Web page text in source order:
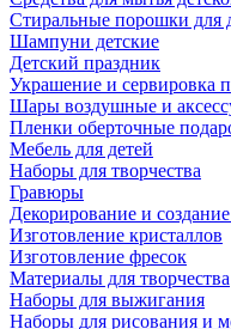
Стиральные порошки для
Шампуни детские
Детский праздник
Украшение и сервировка
Шары воздушные и
Пленки оберточные
Мебель для детей
Наборы для творчества
Гравюры
Декорирование и
Изготовление кристаллов
Изготовление фресок
Материалы для творчества
Наборы для выжигания
Наборы для рисования и